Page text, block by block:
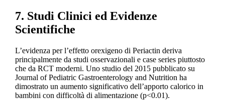
7. Studi Clinici ed Evidenze
Scientifiche
L’evidenza per l’effetto orexigeno di Periactin deriva
principalmente da studi osservazionali e case series piuttosto
che da RCT moderni. Uno studio del 2015 pubblicato su
Journal of Pediatric Gastroenterology and Nutrition ha
dimostrato un aumento significativo dell’apporto calorico in
bambini con difficoltà di alimentazione (p<0.01).